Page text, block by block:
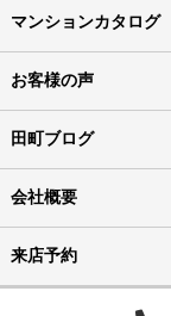
マンションカタログ
お客様の声
田町ブログ
会社概要
来店予約